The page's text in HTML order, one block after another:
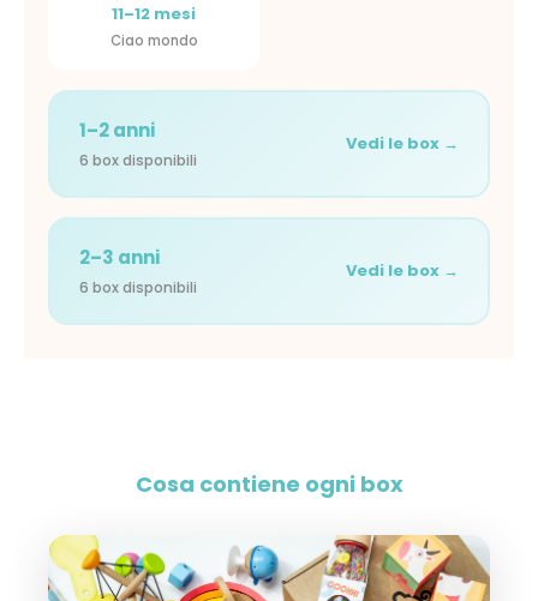
11–12 mesi
Ciao mondo
1–2 anni
6 box disponibili
Vedi le box →
2–3 anni
6 box disponibili
Vedi le box →
Cosa contiene ogni box